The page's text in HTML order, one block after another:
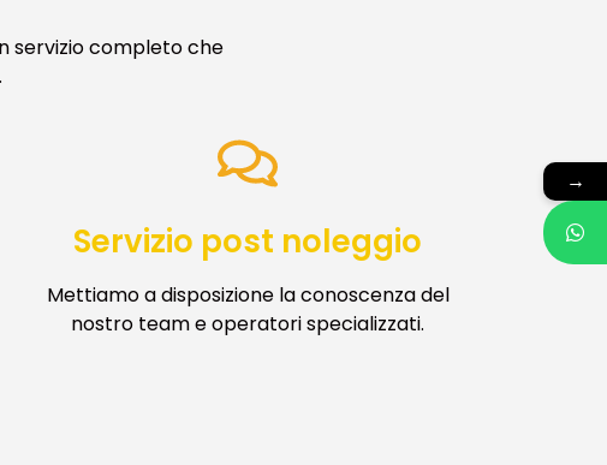
servizio completo che
Servizio post noleggio
Mettiamo a disposizione la conoscenza del
nostro team e operatori specializzati.
→
servizi,